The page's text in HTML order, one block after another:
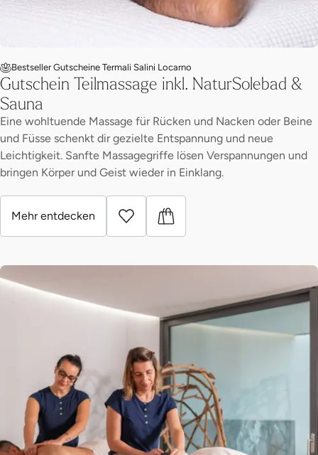
Bestseller Gutscheine Termali Salini Locarno
Gutschein Teilmassage inkl. NaturSolebad &
Sauna
Eine wohltuende Massage für Rücken und Nacken oder Beine
und Füsse schenkt dir gezielte Entspannung und neue
Leichtigkeit. Sanfte Massagegriffe lösen Verspannungen und
bringen Körper und Geist wieder in Einklang.
Mehr entdecken